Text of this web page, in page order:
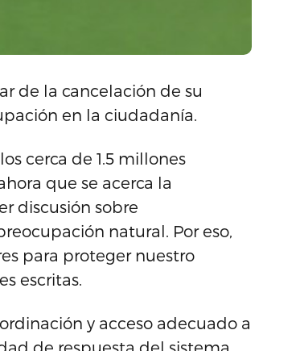
de la cancelación de su
en la ciudadanía.
cerca de 1.5 millones
que se acerca la
discusión sobre
natural. Por eso,
para proteger nuestro
escritas.
y acceso adecuado a
de respuesta del sistema